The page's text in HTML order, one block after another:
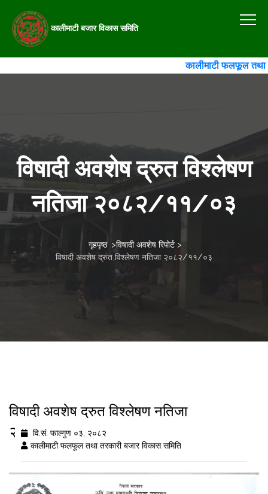
कालीमाटी बजार विकास समिति
कालीमाटी फलफूल तथा
विषादी अवशेष द्रुत विश्लेषण
नतिजा २०८२/११/०३
गृहपृष्ठ >विषादी अवशेष रिपोर्ट>
विषादी अवशेष द्रुत विश्लेषण नतिजा २०८२/११/०३
विषादी अवशेष द्रुत विश्लेषण नतिजा
२०८२/११/०३
वि.सं. फाल्गुण ०३, २०८२
कालीमाटी फलफूल तथा तरकारी बजार विकास समिति